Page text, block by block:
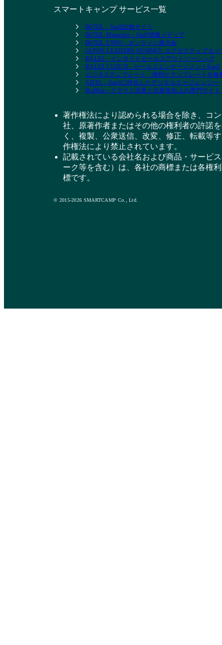
ニアの方でもノーコードで簡単にカスタマイズで
きるので、実際に業務に携わられている方が、業
務フローに合わせて自由に設計できます。また、
導入にあたって想定外の開発コストが発生しない
点も、評価いただいています。 // イノベーション
への継続的な投資 新しいエンタープライズワー
クマネジメント機能に加え、AIを核としたプラッ
トフォーム全体の進化にも注力しています。今後
は、特定業務に特化したAIエージェントの提供に
きる機能を順次展開していく予定です。 ーーー
ーーーーーーーーーーーーーーーーーーーーーー
ーーーーーーーーーーーーーーーーーー
monday.com の高度なセキュリティシステム ーー
ーーーーーーーーーーーーーーーーーーーーーー
ーーーーーーーーーーーーーーーーーーー ・二
段階認証 ・SSO＆SAML ・IP制限 ・SCIM プロビ
御・管理 ・監査ログ ・IP制限 ・パニックモード
スマートキャンプ サービス一覧
BOXIL - SaaS比較サイト
BOXIL Magazine - SaaS情報メディア
BOXIL EXPO - オンライン展示会
JAPAN LEADERS SUMMIT- エグゼクティブカン
BALES - インサイドセールスアウトソーシング
BALES CLOUD - セールスエンゲージメントSaaS
ビジネステンプレート - 便利なテンプレートを無
ADXL - SaaSに特化したデジタルエージェンシー
BizHint - クラウド活用と生産性向上の専門サイト
著作権法により認められる場合を除き、コ
社、原著作者またはその他の権利者の許諾
く、複製、公衆送信、改変、修正、転載等
作権法により禁止されています。
記載されている会社名および商品・サービ
ーク等を含む）は、各社の商標または各権
標です。
© 2015-2026 SMARTCAMP Co., Ltd.